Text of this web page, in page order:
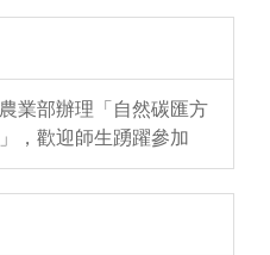
業部辦理「自然碳匯方
，歡迎師生踴躍參加